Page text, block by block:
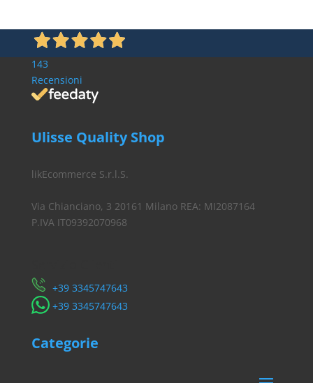
€ 14,90
a
143
Recensioni
Ulisse Quality Shop
likEcommerce S.r.l.S.
Via Chianciano, 3 20161 Milano REA: MI2087164
P.IVA IT09392070968
​+39 3345747643
​+39 3345747643
Categorie